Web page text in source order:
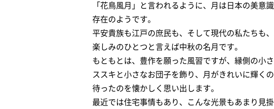
「花鳥風月」と言われるように、月は日本の美意
存在のようです。
平安貴族も江戸の庶民も、そして現代の私たちも
楽しみのひとつと言えば中秋の名月です。
もともとは、豊作を願った風習ですが、縁側の小
ススキと小さなお団子を飾り、月がきれいに輝く
待ったのを懐かしく思い出します。
最近では住宅事情もあり、こんな光景もあまり見